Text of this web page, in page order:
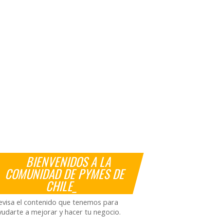
BIENVENIDOS A LA
COMUNIDAD DE PYMES DE
CHILE_
el contenido que tenemos para
a mejorar y hacer tu negocio.